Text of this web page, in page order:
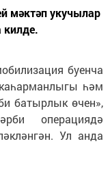
мәктәп укучылар
килде.
буенча
һәм
батырлык өчен»,
операциядә
Ул анда